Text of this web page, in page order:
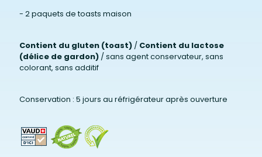
- 2 paquets de toasts maison
Contient du gluten (toast) / Contient du lactose
(délice de gardon) / sans agent conservateur, sans
colorant, sans additif
Conservation : 5 jours au réfrigérateur après ouverture